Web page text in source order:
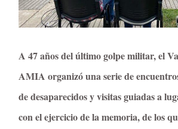
A 47 años del último golpe militar, el
AMIA organizó una serie de
de desaparecidos y visitas guiadas a
con el ejercicio de la memoria, de los